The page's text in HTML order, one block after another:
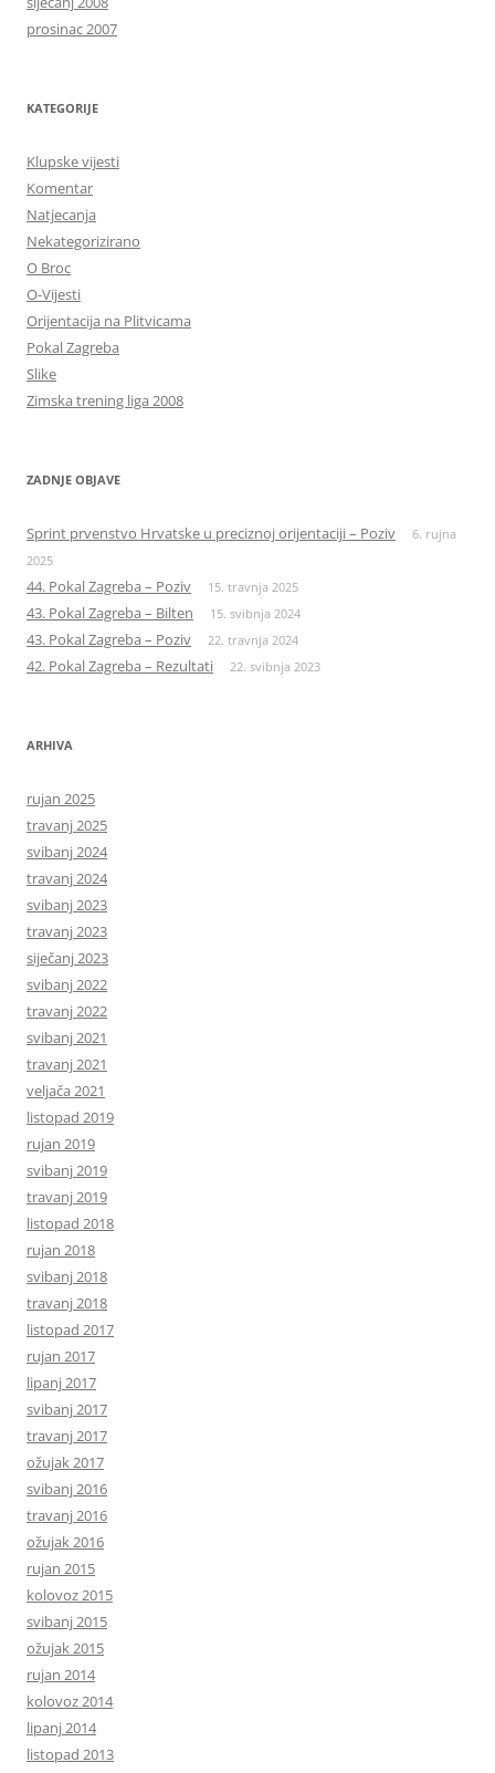
prosinac 2007
KATEGORIJE
Klupske vijesti
Komentar
Natjecanja
Nekategorizirano
O Broc
O-Vijesti
Orijentacija na Plitvicama
Pokal Zagreba
Slike
Zimska trening liga 2008
ZADNJE OBJAVE
Sprint prvenstvo Hrvatske u preciznoj orijentaciji – Poziv
6. rujna
2025
44. Pokal Zagreba – Poziv 15. travnja 2025
43. Pokal Zagreba – Bilten 15. svibnja 2024
43. Pokal Zagreba – Poziv 22. travnja 2024
42. Pokal Zagreba – Rezultati 22. svibnja 2023
ARHIVA
rujan 2025
travanj 2025
svibanj 2024
travanj 2024
svibanj 2023
travanj 2023
siječanj 2023
svibanj 2022
travanj 2022
svibanj 2021
travanj 2021
veljača 2021
listopad 2019
rujan 2019
svibanj 2019
travanj 2019
listopad 2018
rujan 2018
svibanj 2018
travanj 2018
listopad 2017
rujan 2017
lipanj 2017
svibanj 2017
travanj 2017
ožujak 2017
svibanj 2016
travanj 2016
ožujak 2016
rujan 2015
kolovoz 2015
svibanj 2015
ožujak 2015
rujan 2014
kolovoz 2014
lipanj 2014
listopad 2013